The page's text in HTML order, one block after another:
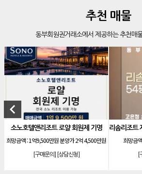
리솜리조트 제천 54평 법인 무기명 회원제
테디밸리cc 회원권 분양
[골프]아름다운cc 회원권
[리조트]안토리조트 130평 개인 무기명
한화 안토 77평 등기 기명
[리조트] 한화 안토 67평 하프 등기 기명
[리조트]한화리조트 스위트 회원제 무기명
[리조트]소노 이그젝큐티브 회원제 무기명
추천 매물
동부회원권거래소에서 제공하는 추천매
keyboard_arrow_left
앤리조트 로얄 회원제 기명
9,500만원 분양가 2억 4,500만원
[상담신청]
희망금액 : 4,600만원(
[상